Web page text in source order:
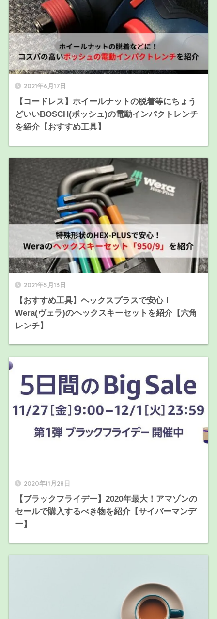
2021年6月17日
【コードレス】ホイールナットの脱着等にちょう
どいいBOSCH(ボッシュ)の電動インパクトレンチ
を紹介【おすすめ工具】
2021年5月13日
【おすすめ工具】ヘックスプラスで安心！
Wera(ヴェラ)のヘックスキーセットを紹介【六角
レンチ】
2020年11月28日
【ブラックフライデー】2020年最大！アマゾンの
セールで購入するべき物を紹介【サイバーマンデ
ー】